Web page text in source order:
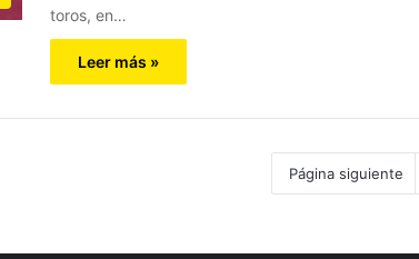
toros, en…
Leer más »
Página siguiente